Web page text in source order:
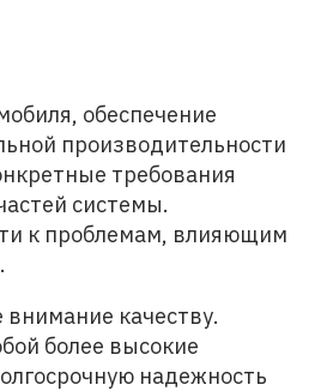
обеспечение
производительности
требования
системы.
к проблемам, влияющим
качеству.
более высокие
надежность